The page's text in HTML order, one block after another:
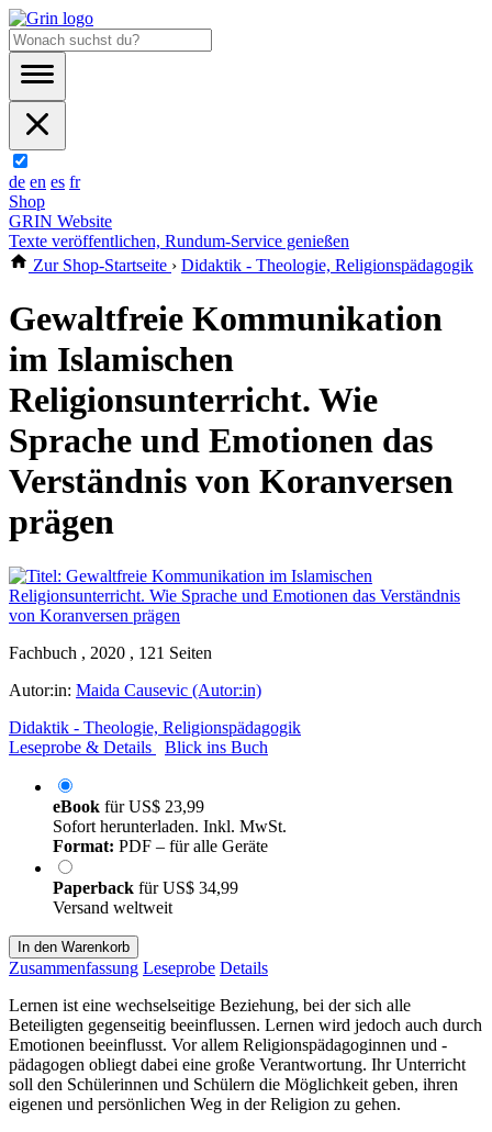
de en es fr
Shop
GRIN Website
Texte veröffentlichen, Rundum-Service genießen
Zur Shop-Startseite › Didaktik - Theologie, Religionspädagogik
Gewaltfreie Kommunikation
im Islamischen
Religionsunterricht. Wie
Sprache und Emotionen das
Verständnis von Koranversen
prägen
Fachbuch , 2020 , 121 Seiten
Autor:in: Maida Causevic (Autor:in)
Didaktik - Theologie, Religionspädagogik
Leseprobe & Details
Blick ins Buch
eBook fürUS$ 23,99
Sofort herunterladen. Inkl. MwSt.
Format: PDF – für alle Geräte
Paperback fürUS$ 34,99
Versand weltweit
In den Warenkorb
Zusammenfassung Leseprobe Details
Lernen ist eine wechselseitige Beziehung, bei der sich alle
Beteiligten gegenseitig beeinflussen. Lernen wird jedoch auch durch
Emotionen beeinflusst. Vor allem Religionspädagoginnen und -
pädagogen obliegt dabei eine große Verantwortung. Ihr Unterricht
soll den Schülerinnen und Schülern die Möglichkeit geben, ihren
eigenen und persönlichen Weg in der Religion zu gehen.